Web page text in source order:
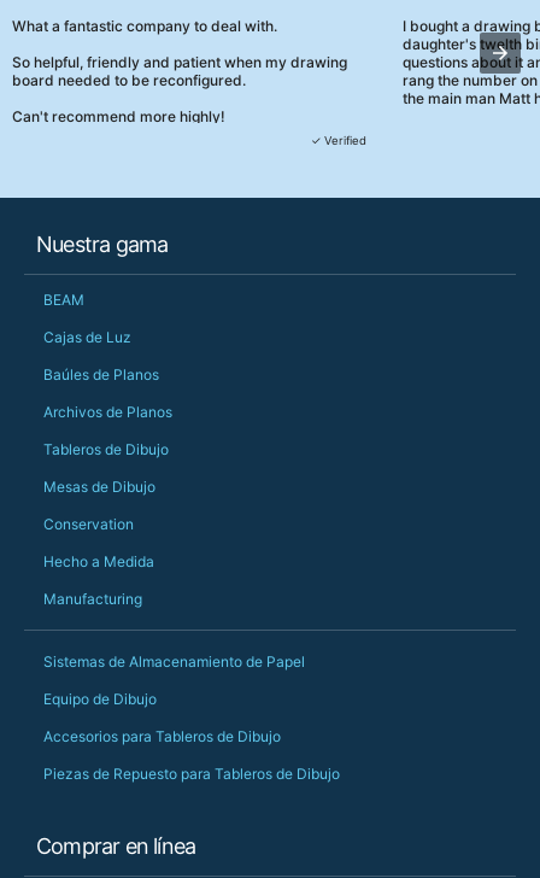
What a fantastic company to deal with.
So helpful, friendly and patient when my drawing
board needed to be reconfigured.
Can't recommend more highly!
✓ Verified
I bought a drawing
daughter's twelth
questions about it
rang the number
the main man Matt
Nuestra gama
BEAM
Cajas de Luz
Baúles de Planos
Archivos de Planos
Tableros de Dibujo
Mesas de Dibujo
Conservation
Hecho a Medida
Manufacturing
Sistemas de Almacenamiento de Papel
Equipo de Dibujo
Accesorios para Tableros de Dibujo
Piezas de Repuesto para Tableros de Dibujo
Comprar en línea